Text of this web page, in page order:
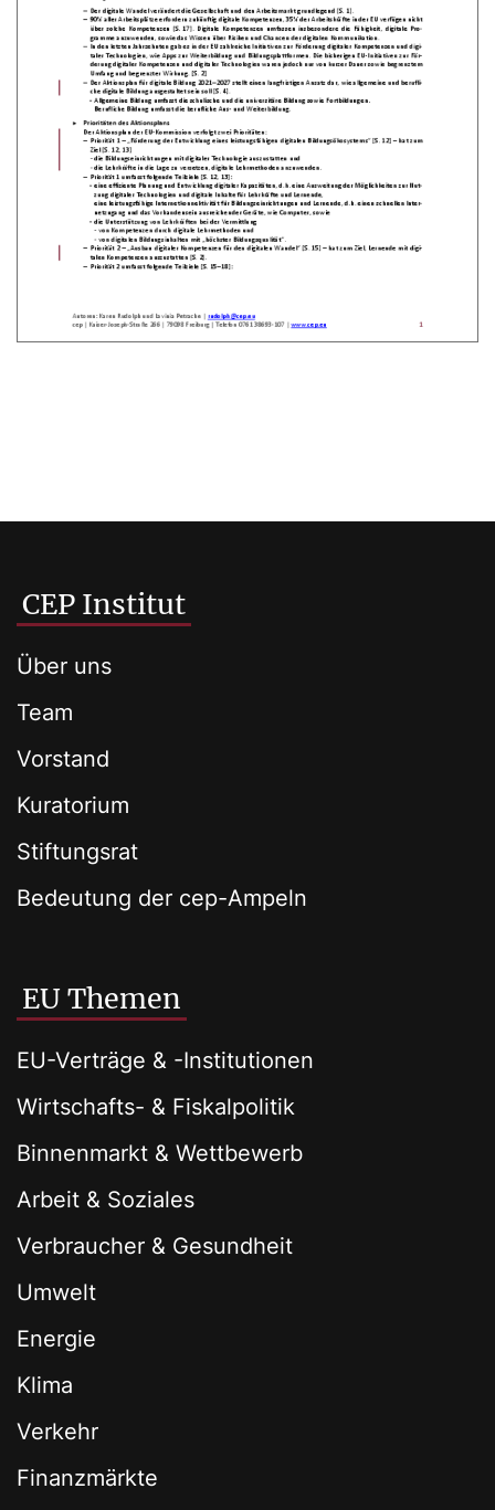
CEP Institut
Über uns
Team
Vorstand
Kuratorium
Stiftungsrat
Bedeutung der cep-Ampeln
EU Themen
EU-Verträge & -Institutionen
Wirtschafts- & Fiskalpolitik
Binnenmarkt & Wettbewerb
Arbeit & Soziales
Verbraucher & Gesundheit
Umwelt
Energie
Klima
Verkehr
Finanzmärkte